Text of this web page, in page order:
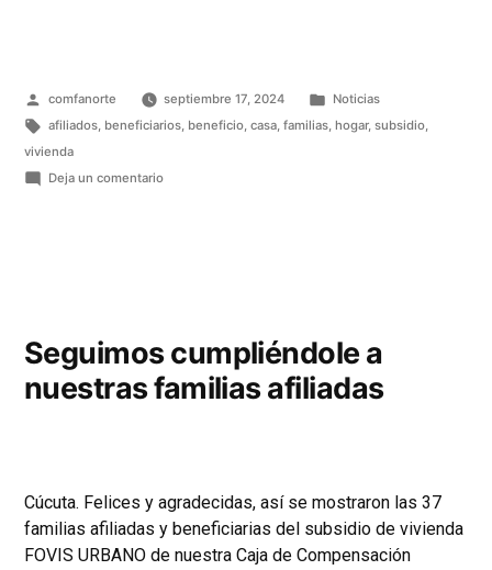
comfanorte septiembre 17, 2024
Noticias
afiliados, beneficiarios, beneficio, casa, familias, hogar, subsidio,
vivienda
Deja un comentario
Seguimos cumpliéndole a
nuestras familias afiliadas
Cúcuta. Felices y agradecidas, así se mostraron las 37
familias afiliadas y beneficiarias del subsidio de vivienda
FOVIS URBANO de nuestra Caja de Compensación